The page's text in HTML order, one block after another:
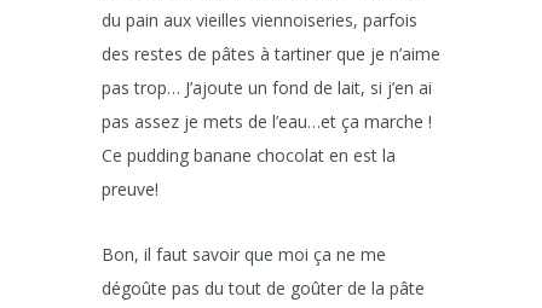
du pain aux vieilles viennoiseries, parfois
des restes de pâtes à tartiner que je n’aime
pas trop… J’ajoute un fond de lait, si j’en ai
pas assez je mets de l’eau…et ça marche !
Ce pudding banane chocolat en est la
preuve!
Bon, il faut savoir que moi ça ne me
dégoûte pas du tout de goûter de la pâte